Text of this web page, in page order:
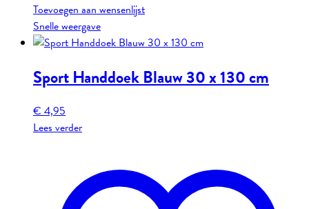
Toevoegen aan wensenlijst
Snelle weergave
Sport Handdoek Blauw 30 x 130 cm
€4,95
Lees verder